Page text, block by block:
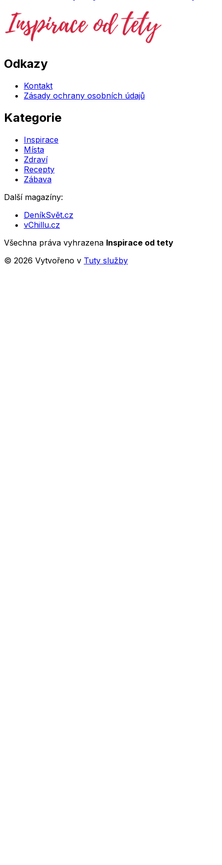
Odkazy
Kontakt
Zásady ochrany osobních údajů
Kategorie
Inspirace
Místa
Zdraví
Recepty
Zábava
Další magazíny:
DeníkSvět.cz
vChillu.cz
Všechna práva vyhrazena Inspirace od tety
© 2026 Vytvořeno v Tuty služby